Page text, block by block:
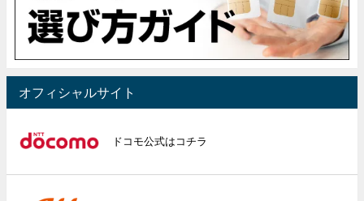
オフィシャルサイト
ドコモ公式はコチラ